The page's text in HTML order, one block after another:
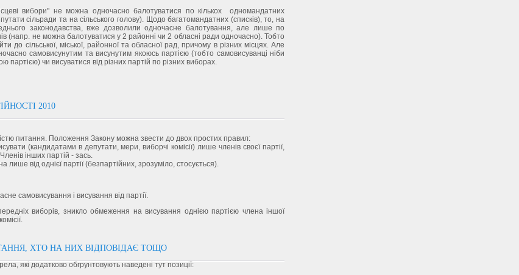
вибори" не можна одночасно балотуватися по кількох одномандатних
сільради та на сільського голову). Щодо багатомандатних (списків), то, на
законодавства, вже дозволили одночасне балотування, але лише по
(напр. не можна балотуватися у 2 районні чи 2 обласні ради одночасно). Тобто
до сільської, міської, районної та обласної рад, причому в різних місцях. Але
самовисунутим та висунутим якоюсь партією (тобто самовисуванці ніби
партією) чи висуватися від різних партій по різних виборах.
2010
питання. Положення Закону можна звести до двох простих правил:
(кандидатами в депутати, мери, виборчі комісії) лише членів своєї партії,
інших партій - зась.
лише від однієї партії (безпартійних, зрозуміло, стосується).
самовисування і висування від партії.
виборів, зникло обмеження на висування однією партією члена іншої
ХТО НА НИХ ВІДПОВІДАЄ ТОЩО
які додатково обгрунтовують наведені тут позиції: